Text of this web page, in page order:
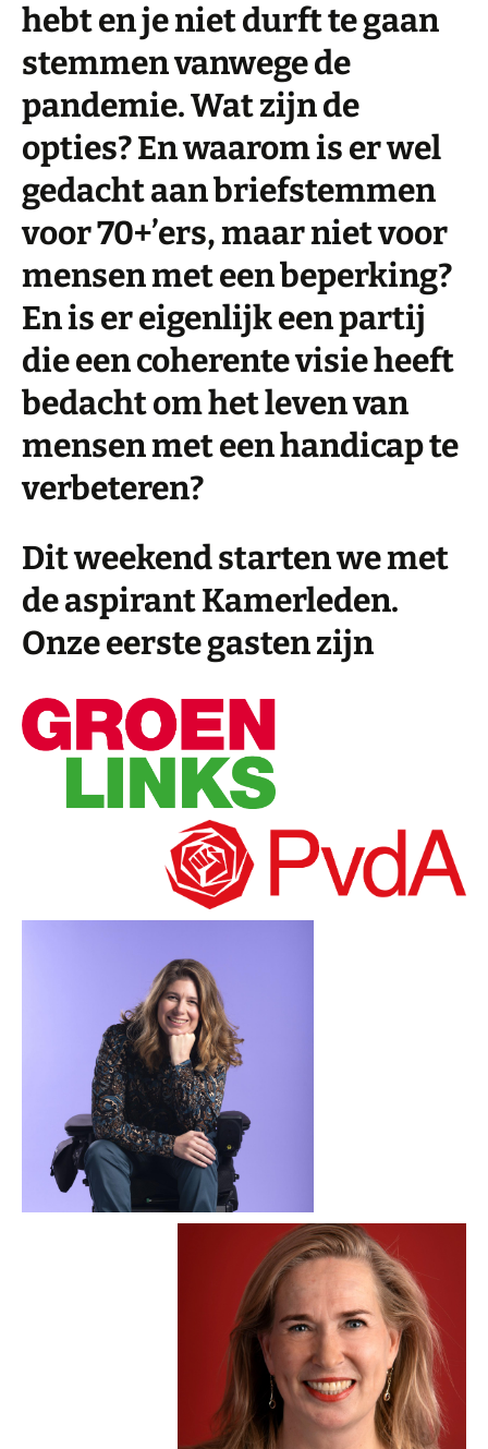
hebt en je niet durft te gaan
stemmen vanwege de
pandemie. Wat zijn de
opties? En waarom is er wel
gedacht aan briefstemmen
voor 70+’ers, maar niet voor
mensen met een beperking?
En is er eigenlijk een partij
die een coherente visie heeft
bedacht om het leven van
mensen met een handicap te
verbeteren?
Dit weekend starten we met
de aspirant Kamerleden.
Onze eerste gasten zijn